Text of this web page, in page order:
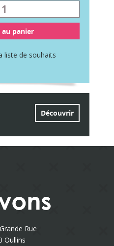
panier
liste de souhaits
Découvrir
Rue
Oullins